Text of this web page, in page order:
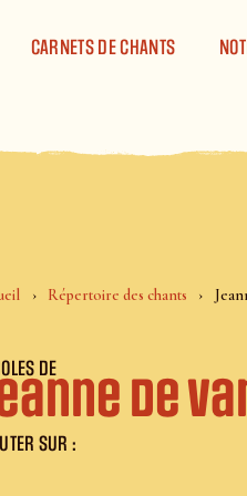
CARNETS DE CHANTS
Répertoire des chants
DE
de
SUR :